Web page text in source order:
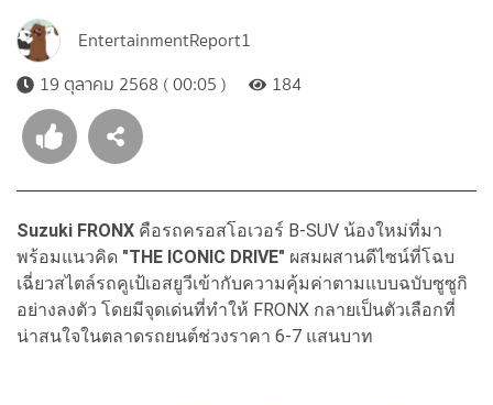
EntertainmentReport1
19 ตุลาคม 2568 ( 00:05 )
184
Suzuki FRONX คือรถครอสโอเวอร์ B-SUV น้องใหม่ที่มา
พร้อมแนวคิด "THE ICONIC DRIVE" ผสมผสานดีไซน์ที่โฉบ
เฉี่ยวสไตล์รถคูเป้เอสยูวีเข้ากับความคุ้มค่าตามแบบฉบับซูซูกิ
อย่างลงตัว โดยมีจุดเด่นที่ทำให้ FRONX กลายเป็นตัวเลือกที่
น่าสนใจในตลาดรถยนต์ช่วงราคา 6-7 แสนบาท